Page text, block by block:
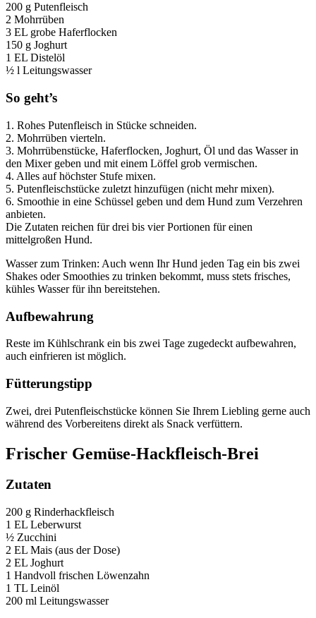
200 g Putenfleisch
2 Mohrrüben
3 EL grobe Haferflocken
150 g Joghurt
1 EL Distelöl
½ l Leitungswasser
So geht’s
1. Rohes Putenfleisch in Stücke schneiden.
2. Mohrrüben vierteln.
3. Mohrrübenstücke, Haferflocken, Joghurt, Öl und das Wasser in
den Mixer geben und mit einem Löffel grob vermischen.
4. Alles auf höchster Stufe mixen.
5. Putenfleischstücke zuletzt hinzufügen (nicht mehr mixen).
6. Smoothie in eine Schüssel geben und dem Hund zum Verzehren
anbieten.
Die Zutaten reichen für drei bis vier Portionen für einen
mittelgroßen Hund.
Wasser zum Trinken: Auch wenn Ihr Hund jeden Tag ein bis zwei
Shakes oder Smoothies zu trinken bekommt, muss stets frisches,
kühles Wasser für ihn bereitstehen.
Aufbewahrung
Reste im Kühlschrank ein bis zwei Tage zugedeckt aufbewahren,
auch einfrieren ist möglich.
Fütterungstipp
Zwei, drei Putenfleischstücke können Sie Ihrem Liebling gerne auch
während des Vorbereitens direkt als Snack verfüttern.
Frischer Gemüse-Hackfleisch-Brei
Zutaten
200 g Rinderhackfleisch
1 EL Leberwurst
½ Zucchini
2 EL Mais (aus der Dose)
2 EL Joghurt
1 Handvoll frischen Löwenzahn
1 TL Leinöl
200 ml Leitungswasser